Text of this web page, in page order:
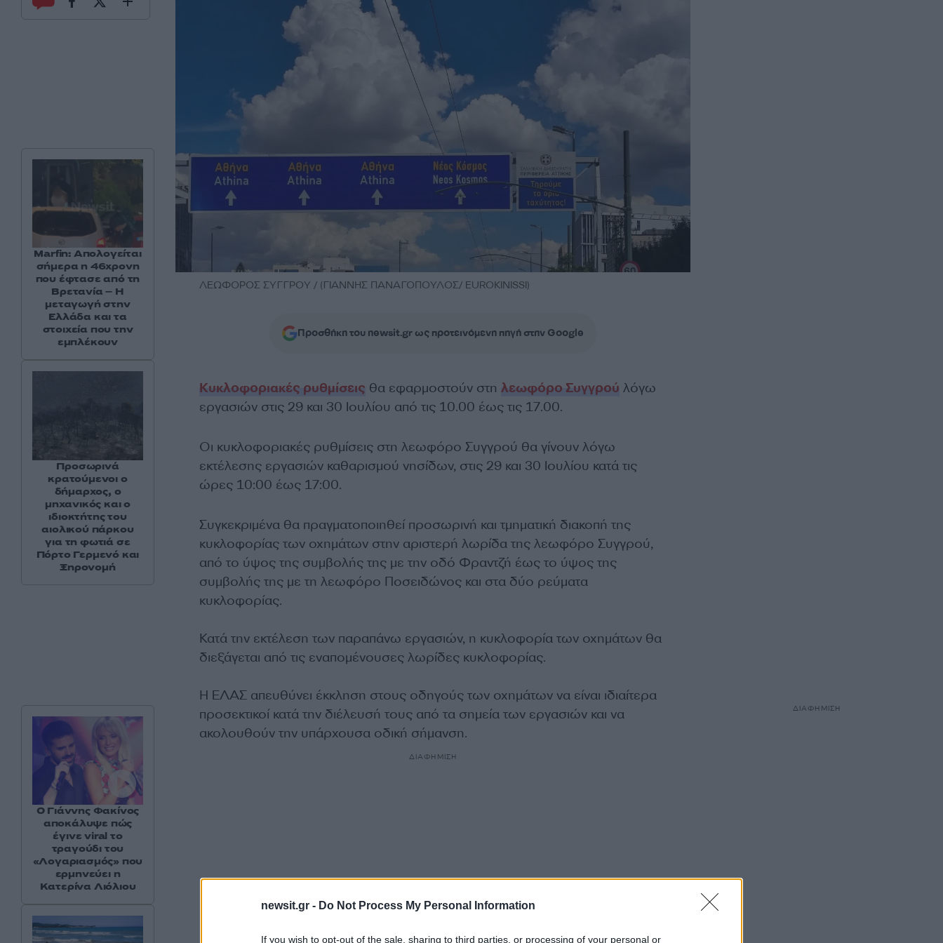
newsit.gr - Do Not Process My Personal Information
If you wish to opt-out of the sale, sharing to third parties, or processing of your personal or
ΛΕΩΦΟΡΟΣ ΣΥΓΓΡΟΥ / (ΓΙΑΝΝΗΣ ΠΑΝΑΓΟΠΟΥΛΟΣ/ EUROKINISSI)
Προσθήκη του newsit.gr ως προτεινόμενη πηγή στην Google
Κυκλοφοριακές ρυθμίσεις θα εφαρμοστούν στη λεωφόρο Συγγρού λόγω
εργασιών στις 29 και 30 Ιουλίου από τις 10.00 έως τις 17.00.
Οι κυκλοφοριακές ρυθμίσεις στη λεωφόρο Συγγρού θα γίνουν λόγω
εκτέλεσης εργασιών καθαρισμού νησίδων, στις 29 και 30 Ιουλίου κατά τις
ώρες 10:00 έως 17:00.
Συγκεκριμένα θα πραγματοποιηθεί προσωρινή και τμηματική διακοπή της
κυκλοφορίας των οχημάτων στην αριστερή λωρίδα της λεωφόρο Συγγρού,
από το ύψος της συμβολής της με την οδό Φραντζή έως το ύψος της
συμβολής της με τη λεωφόρο Ποσειδώνος και στα δύο ρεύματα
κυκλοφορίας.
Κατά την εκτέλεση των παραπάνω εργασιών, η κυκλοφορία των οχημάτων θα
διεξάγεται από τις εναπομένουσες λωρίδες κυκλοφορίας.
Η ΕΛΑΣ απευθύνει έκκληση στους οδηγούς των οχημάτων να είναι ιδιαίτερα
προσεκτικοί κατά την διέλευσή τους από τα σημεία των εργασιών και να
ακολουθούν την υπάρχουσα οδική σήμανση.
ΔΙΑΦΗΜΙΣΗ
Marfin: Απολογείται
σήμερα η 46χρονη
που έφτασε από τη
Βρετανία – Η
μεταγωγή στην
Ελλάδα και τα
στοιχεία που την
εμπλέκουν
Προσωρινά
κρατούμενοι ο
δήμαρχος, ο
μηχανικός και ο
ιδιοκτήτης του
αιολικού πάρκου
για τη φωτιά σε
Πόρτο Γερμενό και
Ξηρονομή
Ο Γιάννης Φακίνος
αποκάλυψε πώς
έγινε viral το
τραγούδι του
«Λογαριασμός» που
ερμηνεύει η
Κατερίνα Λιόλιου
ΔΙΑΦΗΜΙΣΗ